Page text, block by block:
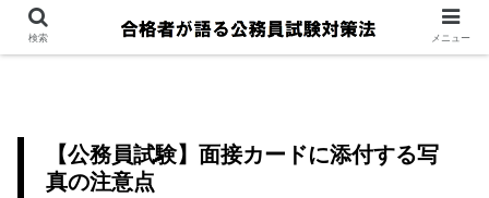
【公務員試験】面接カードに添付する写
真の注意点
検索 メニュー